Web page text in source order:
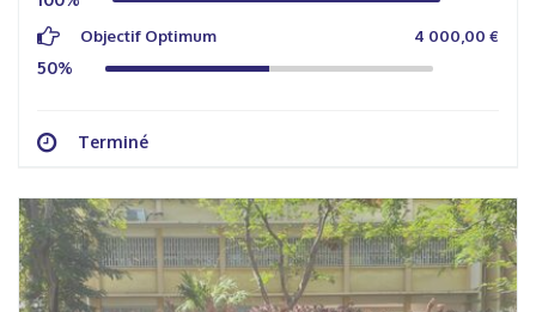
Objectif Optimum 4 000,00 €
50%
Terminé